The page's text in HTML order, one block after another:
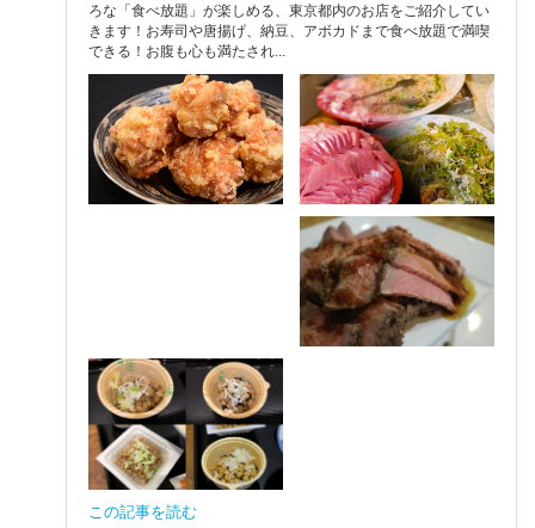
ろな「食べ放題」が楽しめる、東京都内のお店をご紹介してい
きます！お寿司や唐揚げ、納豆、アボカドまで食べ放題で満喫
できる！お腹も心も満たされ...
この記事を読む